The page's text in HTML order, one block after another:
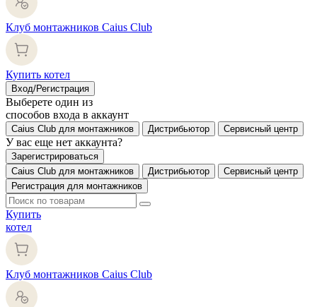
Клуб монтажников Caius Club
Купить котел
Вход/Регистрация
Выберете один из
способов входа в аккаунт
Caius Club для монтажников Дистрибьютор Сервисный центр
У вас еще нет аккаунта?
Зарегистрироваться
Caius Club для монтажников
Дистрибьютор
Сервисный центр
Регистрация для монтажников
Купить
котел
Клуб монтажников Caius Club